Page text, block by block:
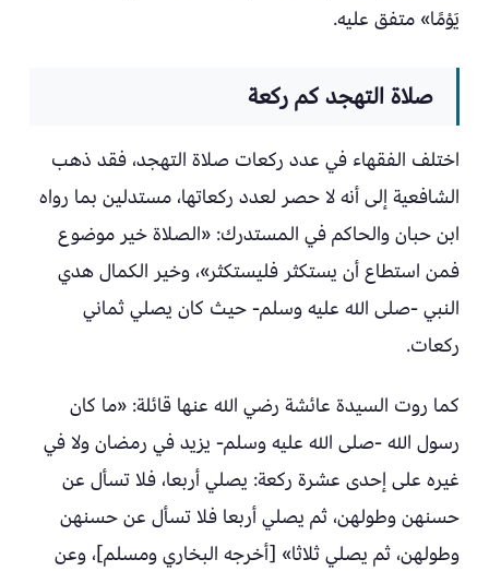
يَوْمًا» متفق عليه.
صلاة التهجد كم ركعة
اختلف الفقهاء في عدد ركعات صلاة التهجد، فقد ذهب
الشافعية إلى أنه لا حصر لعدد ركعاتها، مستدلين بما رواه
ابن حبان والحاكم في المستدرك: «الصلاة خير موضوع
فمن استطاع أن يستكثر فليستكثر»، وخير الكمال هدي
النبي -صلى الله عليه وسلم- حيث كان يصلي ثماني
ركعات.
كما روت السيدة عائشة رضي الله عنها قائلة: «ما كان
رسول الله -صلى الله عليه وسلم- يزيد في رمضان ولا في
غيره على إحدى عشرة ركعة: يصلي أربعا، فلا تسأل عن
حسنهن وطولهن، ثم يصلي أربعا فلا تسأل عن حسنهن
وطولهن، ثم يصلي ثلاثا» [أخرجه البخاري ومسلم]، وعن